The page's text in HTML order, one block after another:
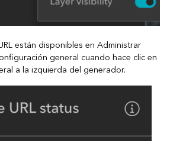
están disponibles en Administrar
general cuando hace clic en
a la izquierda del generador.